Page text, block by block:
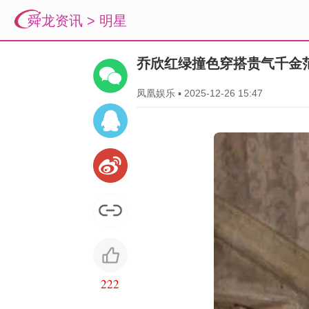
舜龙资讯 > 明星
222
乔欣红绿撞色穿搭贵气千金
凤凰娱乐▪ 2025-12-26 15:47